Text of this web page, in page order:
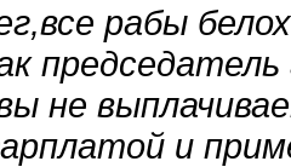
рабы
не
и